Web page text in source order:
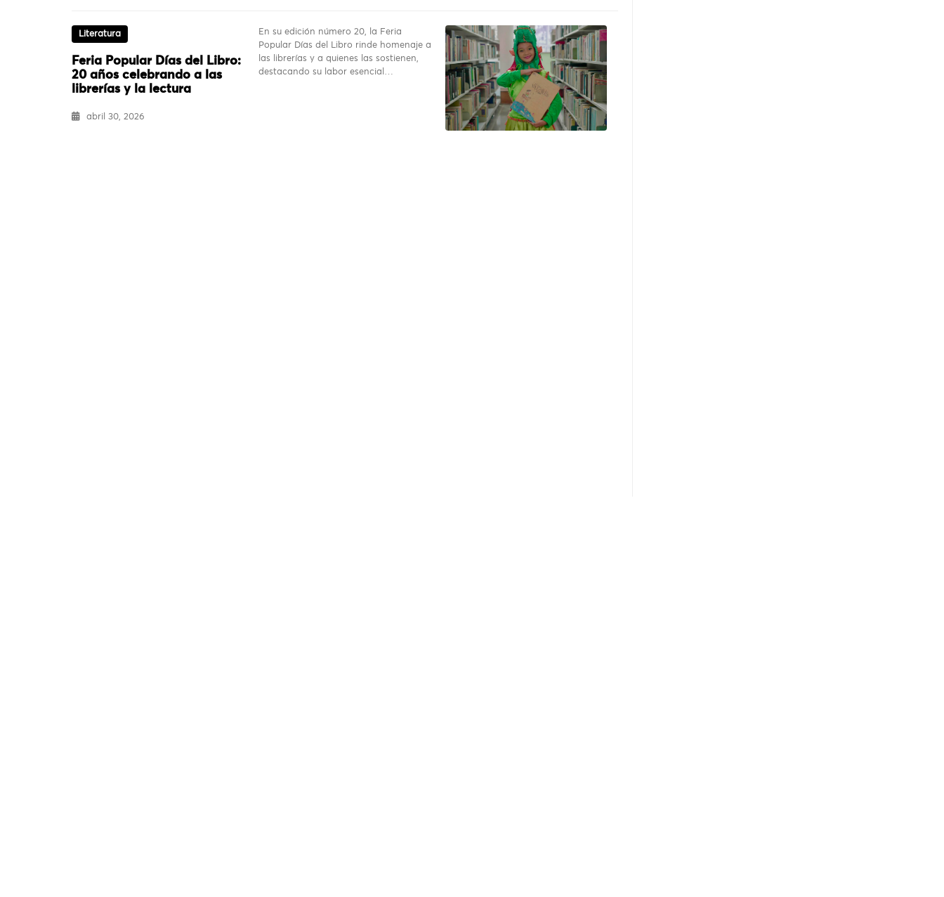
Literatura
Feria Popular Días del Libro:
20 años celebrando a las
librerías y la lectura
abril 30, 2026
En su edición número 20, la Feria
Popular Días del Libro rinde homenaje a
las librerías y a quienes las sostienen,
destacando su labor esencial…